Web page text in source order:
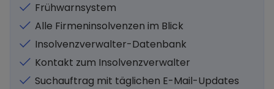
Frühwarnsystem
Alle Firmeninsolvenzen im Blick
Insolvenzverwalter-Datenbank
Kontakt zum Insolvenzverwalter
Suchauftrag mit täglichen E-Mail-Updates